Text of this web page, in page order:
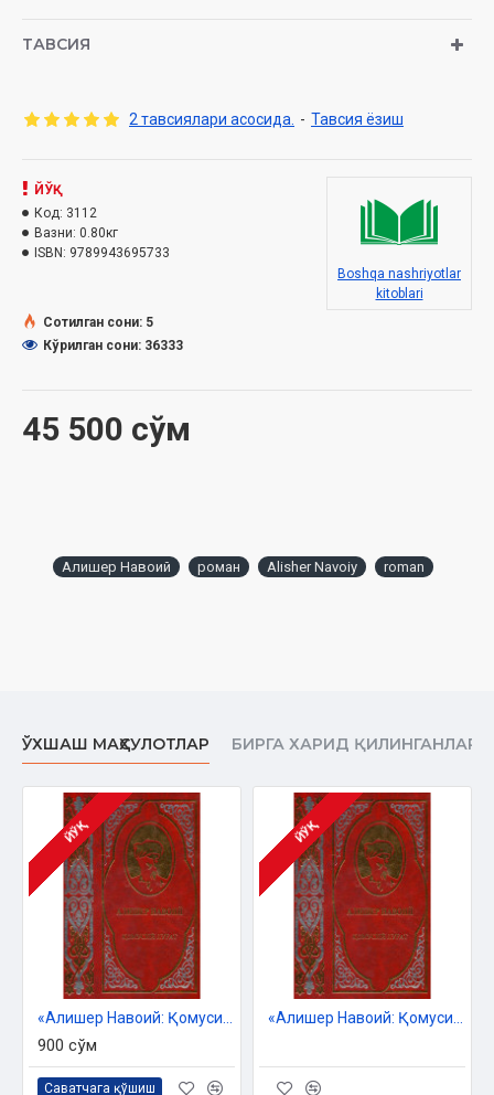
янглишмаган бўламиз».
Муаллиф: Исажон Султон
Нашриёт:«Адабиёт»
Сана:2021 йил
Ҳажми: 512 бет
Муқоваси: қаттиқ
ТАВСИЯ
2 тавсиялари асосида. - Тавсия ёзиш
45 500 сўм
ЙЎҚ
Код: 3112
Вазни: 0.80кг
ISBN: 9789943695733
Boshqa nashriyotlar
kitoblari
Сотилган сони: 5
Кўрилган сони: 36333
Алишер Навоий роман Alisher Navoiy roman
ЎХШАШ МАҲСУЛОТЛАР БИРГА ХАРИД ҚИЛИНГАНЛАР
ЙЎҚ
900 сўм
Саватчага қўшиш
ЙЎҚ